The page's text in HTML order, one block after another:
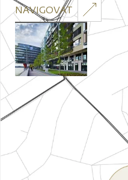
NAVIGOVAT